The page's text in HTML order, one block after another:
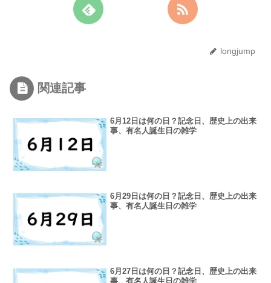
longjump
関連記事
6月12日は何の日？記念日、歴史上の出来
事、有名人誕生日の雑学
6月29日は何の日？記念日、歴史上の出来
事、有名人誕生日の雑学
6月27日は何の日？記念日、歴史上の出来
事、有名人誕生日の雑学